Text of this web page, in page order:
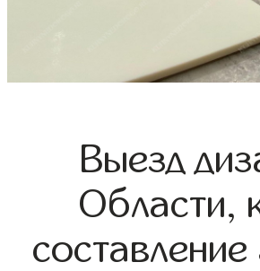
Выезд
Области,